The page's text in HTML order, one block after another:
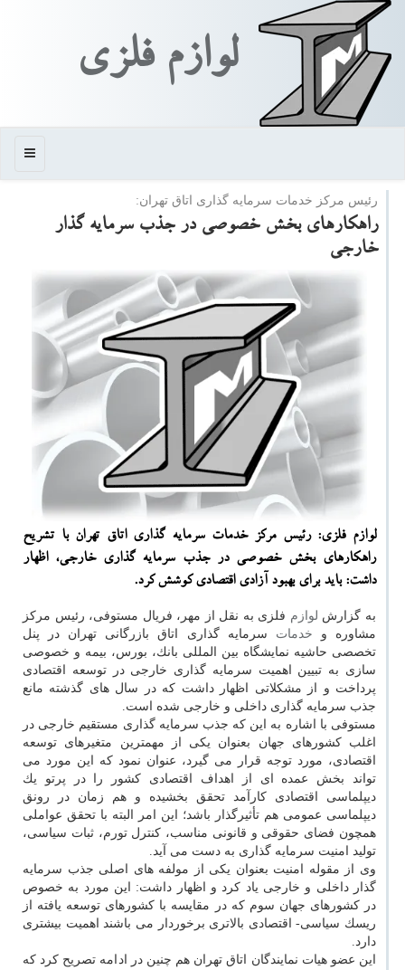
لوازم فلزی
منو
رئیس مركز خدمات سرمایه گذاری اتاق تهران:
راهكارهای بخش خصوصی در جذب سرمایه گذار
خارجی
لوازم فلزی: رئیس مركز خدمات سرمایه گذاری اتاق تهران با تشریح
راهكارهای بخش خصوصی در جذب سرمایه گذاری خارجی، اظهار
داشت: باید برای بهبود آزادی اقتصادی كوشش كرد.
به گزارش لوازم فلزی به نقل از مهر، فریال مستوفی، رئیس مركز
مشاوره و خدمات سرمایه گذاری اتاق بازرگانی تهران در پنل
تخصصی حاشیه نمایشگاه بین المللی بانك، بورس، بیمه و خصوصی
سازی به تبیین اهمیت سرمایه گذاری خارجی در توسعه اقتصادی
پرداخت و از مشكلاتی اظهار داشت كه در سال های گذشته مانع
جذب سرمایه گذاری داخلی و خارجی شده است.
مستوفی با اشاره به این كه جذب سرمایه گذاری مستقیم خارجی در
اغلب كشورهای جهان بعنوان یكی از مهمترین متغیرهای توسعه
اقتصادی، مورد توجه قرار می گیرد، عنوان نمود كه این مورد می
تواند بخش عمده ای از اهداف اقتصادی كشور را در پرتو یك
دیپلماسی اقتصادی كارآمد تحقق بخشیده و هم زمان در رونق
دیپلماسی عمومی هم تأثیرگذار باشد؛ این امر البته با تحقق عواملی
همچون فضای حقوقی و قانونی مناسب، كنترل تورم، ثبات سیاسی،
تولید امنیت سرمایه گذاری به دست می آید.
وی از مقوله امنیت بعنوان یكی از مولفه های اصلی جذب سرمایه
گذار داخلی و خارجی یاد كرد و اظهار داشت: این مورد به خصوص
در كشورهای جهان سوم كه در مقایسه با كشورهای توسعه یافته از
ریسك سیاسی- اقتصادی بالاتری برخوردار می باشند اهمیت بیشتری
دارد.
این عضو هیات نمایندگان اتاق تهران هم چنین در ادامه تصریح كرد كه